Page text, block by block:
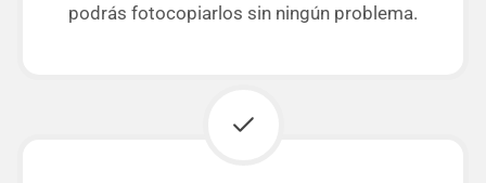
podrás fotocopiarlos sin ningún problema.